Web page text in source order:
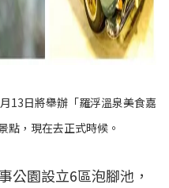
13日將舉辦「羅浮溫泉美食嘉
點，現在去正式時候。
公園設立6區泡腳池，